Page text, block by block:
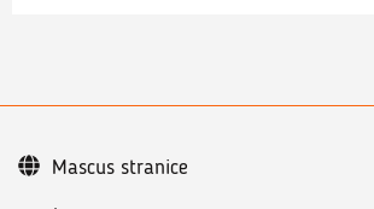
Mascus stranice